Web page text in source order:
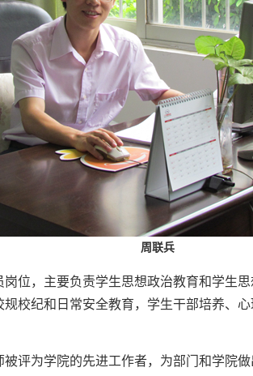
周联兵
岗位，主要负责学生思想政治教育和学生
校纪和日常安全教育，学生干部培养、
被评为学院的先进工作者，为部门和学院